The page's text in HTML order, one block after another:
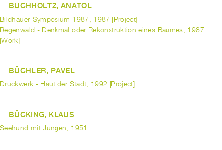
BUCHHOLTZ, ANATOL
Bildhauer-Symposium 1987, 1987 [Project]
Regenwald - Denkmal oder Rekonstruktion eines Baumes, 1987
[Work]
BÜCHLER, PAVEL
Druckwerk - Haut der Stadt, 1992 [Project]
BÜCKING, KLAUS
Seehund mit Jungen, 1951